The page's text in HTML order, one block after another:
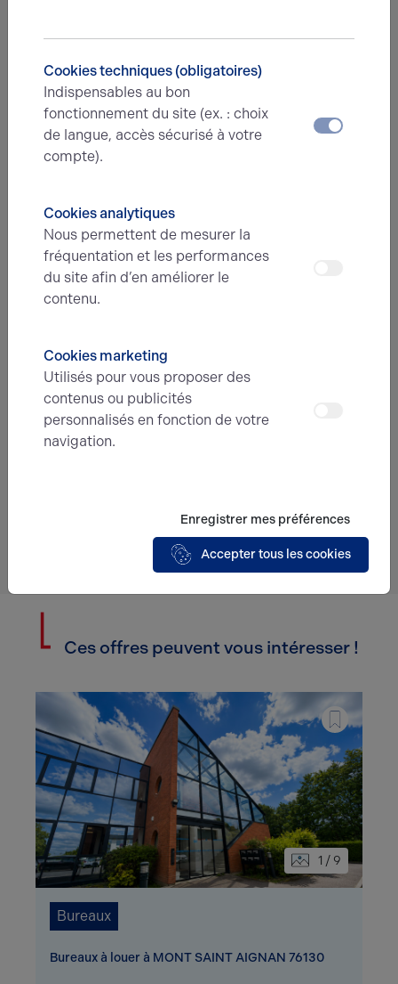
N° de téléphone*
Message
En soumettant ce formulaire, j'accepte que
dans le cadre de ma demande et de la
Ces offres peuvent vous intéresser !
1 / 9
Bureaux
Bureaux à louer à MONT SAINT AIGNAN 76130
Cookies techniques (obligatoires)
Indispensables au bon
fonctionnement du site (ex. : choix
de langue, accès sécurisé à votre
compte).
Cookies analytiques
Nous permettent de mesurer la
fréquentation et les performances
du site afin d’en améliorer le
contenu.
Cookies marketing
Utilisés pour vous proposer des
contenus ou publicités
personnalisés en fonction de votre
navigation.
Enregistrer mes préférences
Accepter tous les cookies